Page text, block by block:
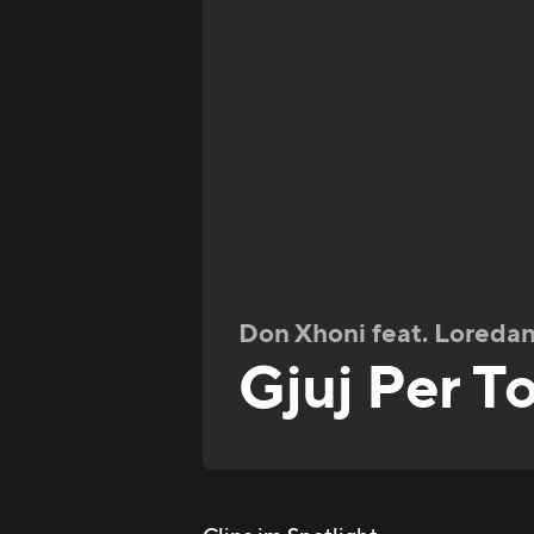
Don Xhoni feat.
Gjuj Per